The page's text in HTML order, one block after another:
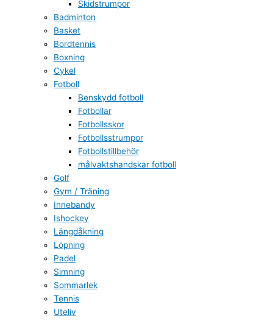
Skidstrumpor
Badminton
Basket
Bordtennis
Boxning
Cykel
Fotboll
Benskydd fotboll
Fotbollar
Fotbollsskor
Fotbollsstrumpor
Fotbollstillbehör
målvaktshandskar fotboll
Golf
Gym / Träning
Innebandy
Ishockey
Längdåkning
Löpning
Padel
Simning
Sommarlek
Tennis
Uteliv